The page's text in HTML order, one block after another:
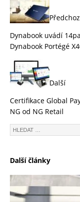
Dynabook uvádí
Dynabook Portégé
Další
Certifikace Global
NG od NG Retail
Další články